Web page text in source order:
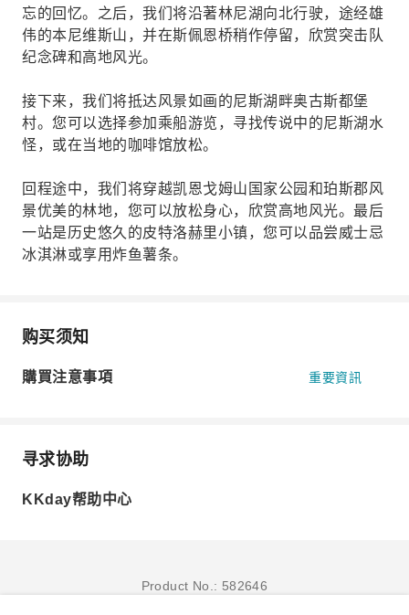
忘的回忆。之后，我们将沿著林尼湖向北行驶，途经雄
伟的本尼维斯山，并在斯佩恩桥稍作停留，欣赏突击队
纪念碑和高地风光。
接下来，我们将抵达风景如画的尼斯湖畔奥古斯都堡
村。您可以选择参加乘船游览，寻找传说中的尼斯湖水
怪，或在当地的咖啡馆放松。
回程途中，我们将穿越凯恩戈姆山国家公园和珀斯郡风
景优美的林地，您可以放松身心，欣赏高地风光。最后
一站是历史悠久的皮特洛赫里小镇，您可以品尝威士忌
冰淇淋或享用炸鱼薯条。
购买须知
購買注意事項 重要資訊
寻求协助
KKday帮助中心
Product No.: 582646